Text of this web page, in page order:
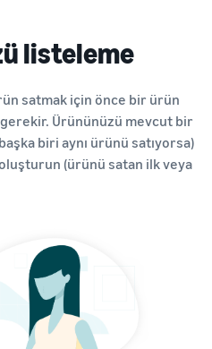
listeleme
satmak için önce bir ürün
Ürününüzü mevcut bir
biri aynı ürünü satıyorsa)
(ürünü satan ilk veya